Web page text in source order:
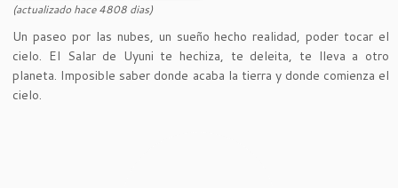
(actualizado hace 4808 dias)
Un paseo por las nubes, un sueño hecho realidad, poder tocar el
cielo. El Salar de Uyuni te hechiza, te deleita, te lleva a otro
planeta. Imposible saber donde acaba la tierra y donde comienza el
cielo.